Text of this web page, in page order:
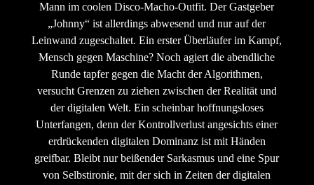
Mann im coolen Disco-Macho-Outfit. Der Gastgeber
„Johnny“ ist allerdings abwesend und nur auf der
Leinwand zugeschaltet. Ein erster Überläufer im Kampf,
Mensch gegen Maschine? Noch agiert die abendliche
Runde tapfer gegen die Macht der Algorithmen,
versucht Grenzen zu ziehen zwischen der Realität und
der digitalen Welt. Ein scheinbar hoffnungsloses
Unterfangen, denn der Kontrollverlust angesichts einer
erdrückenden digitalen Dominanz ist mit Händen
greifbar. Bleibt nur beißender Sarkasmus und eine Spur
von Selbstironie, mit der sich in Zeiten der digitalen